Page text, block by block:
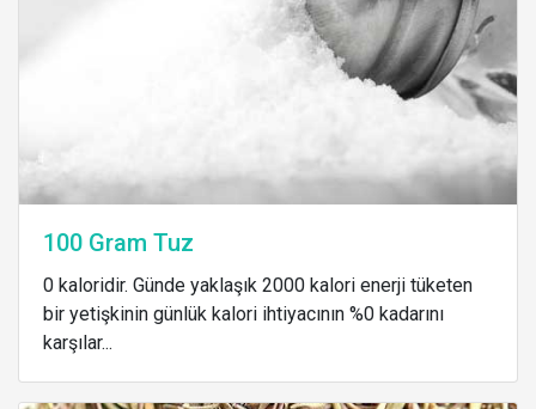
100 Gram Tuz
0 kaloridir. Günde yaklaşık 2000 kalori enerji tüketen
bir yetişkinin günlük kalori ihtiyacının %0 kadarını
karşılar...